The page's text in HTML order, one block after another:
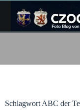
Inhalt
springen
Schlagwort ABC der